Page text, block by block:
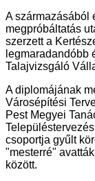
A származásából
megpróbáltatás
szerzett a
legmaradandóbb
Talajvizsgáló
A diplomájának
Városépítési
Pest Megyei
csoportja gyűlt
"mesterré"
között.